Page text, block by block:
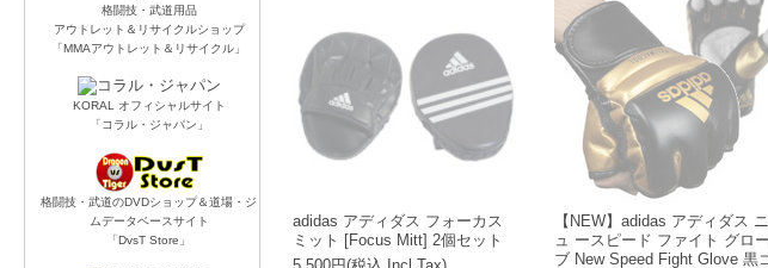
adidas アディダス フォーカス
ミット [Focus Mitt] 2個セット
【NEW】adidas アディダス ニ
ュ ースピード ファイト グロー
ブ New Speed Fight Glove 黒
格闘技・武道用品
アウトレット＆リサイクルショップ
「MMAアウトレット＆リサイクル」
KORAL オフィシャルサイト
「コラル・ジャパン」
格闘技・武道のDVDショップ＆道場・ジ
ムデータベースサイト
「DvsT Store」